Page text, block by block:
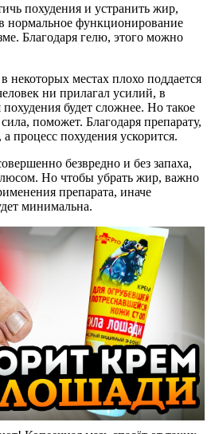
похудения и устранить жир,
нормальное функционирование
Благодаря гелю, этого можно
некоторых местах плохо поддается
ни прилагал усилий, в
похудения будет сложнее. Но такое
поможет. Благодаря препарату,
а процесс похудения ускорится.
безвредно и без запаха,
Но чтобы убрать жир, важно
препарата, иначе
минимальна.